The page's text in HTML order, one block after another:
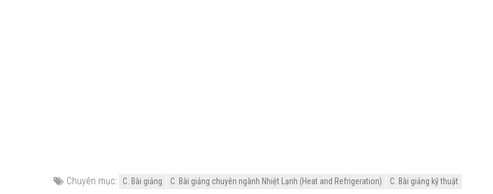
Chuyên mục: C. Bài giảng C. Bài giảng chuyên ngành Nhiệt Lạnh (Heat and Refrigeration) C. Bài giảng kỹ thuật